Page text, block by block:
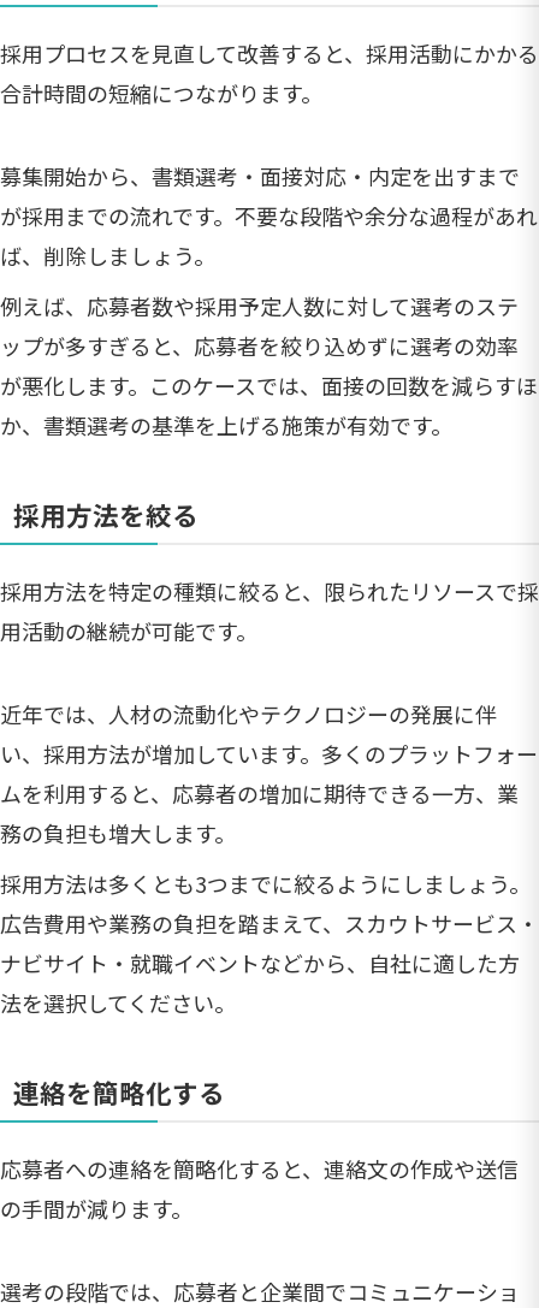
採用プロセスを見直して改善すると、採用活動にかかる
合計時間の短縮につながります。
募集開始から、書類選考・面接対応・内定を出すまで
が採用までの流れです。不要な段階や余分な過程があれ
ば、削除しましょう。
例えば、応募者数や採用予定人数に対して選考のステ
ップが多すぎると、応募者を絞り込めずに選考の効率
が悪化します。このケースでは、面接の回数を減らすほ
か、書類選考の基準を上げる施策が有効です。
採用方法を絞る
採用方法を特定の種類に絞ると、限られたリソースで採
用活動の継続が可能です。
近年では、人材の流動化やテクノロジーの発展に伴
い、採用方法が増加しています。多くのプラットフォー
ムを利用すると、応募者の増加に期待できる一方、業
務の負担も増大します。
採用方法は多くとも3つまでに絞るようにしましょう。
広告費用や業務の負担を踏まえて、スカウトサービス・
ナビサイト・就職イベントなどから、自社に適した方
法を選択してください。
連絡を簡略化する
応募者への連絡を簡略化すると、連絡文の作成や送信
の手間が減ります。
選考の段階では、応募者と企業間でコミュニケーショ